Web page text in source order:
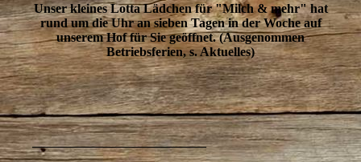
Unser kleines Lotta Lädchen für"Milch & mehr" hat
rund um die Uhr an sieben Tagen in der Woche auf
unserem Hof für Sie geöffnet. (Ausgenommen
Betriebsferien, s. Aktuelles)
___________________________